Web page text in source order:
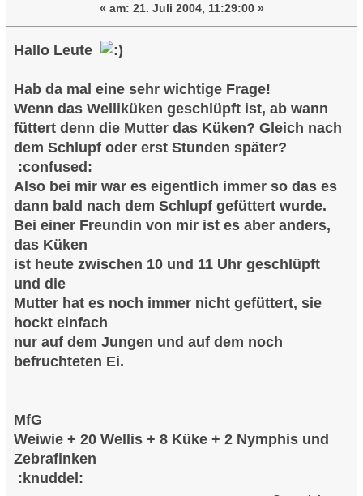
« am: 21. Juli 2004, 11:29:00 »
Hallo Leute
Hab da mal eine sehr wichtige Frage!
Wenn das Welliküken geschlüpft ist, ab wann
füttert denn die Mutter das Küken? Gleich nach
dem Schlupf oder erst Stunden später?
:confused:
Also bei mir war es eigentlich immer so das es
dann bald nach dem Schlupf gefüttert wurde.
Bei einer Freundin von mir ist es aber anders,
das Küken
ist heute zwischen 10 und 11 Uhr geschlüpft
und die
Mutter hat es noch immer nicht gefüttert, sie
hockt einfach
nur auf dem Jungen und auf dem noch
befruchteten Ei.
MfG
Weiwie + 20 Wellis + 8 Küke + 2 Nymphis und
Zebrafinken
:knuddel: